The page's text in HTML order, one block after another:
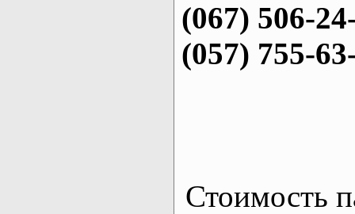
(067) 506-
(057) 755-
Стоимость